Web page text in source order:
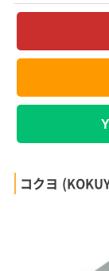
コクヨ